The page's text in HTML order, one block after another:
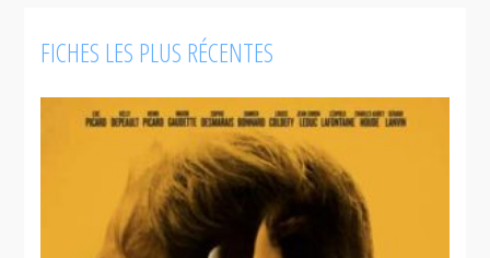
FICHES LES PLUS RÉCENTES